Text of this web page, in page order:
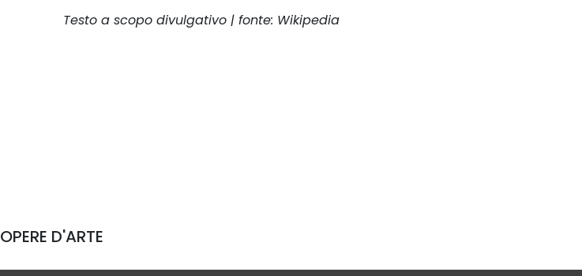
Testo a scopo divulgativo | fonte: Wikipedia
OPERE D'ARTE